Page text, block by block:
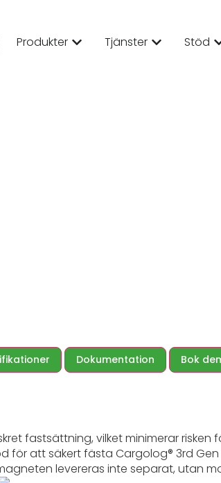
Produkter Tjänster Stöd
Dokumentation Bok
fastsättning, vilket minimerar
för att säkert fästa Cargolog® 3rd
levereras inte separat, utan